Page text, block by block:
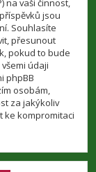
na vaši činnost,
jsou
Souhlasíte
přesunout
pokud to bude
údaji
phpBB
osobám,
za jakýkoliv
ke kompromitaci